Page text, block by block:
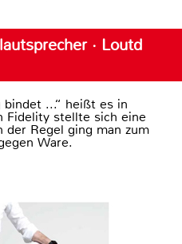
· Loutd
...“ heißt es in
Fidelity stellte sich eine
der Regel ging man zum
Ware.